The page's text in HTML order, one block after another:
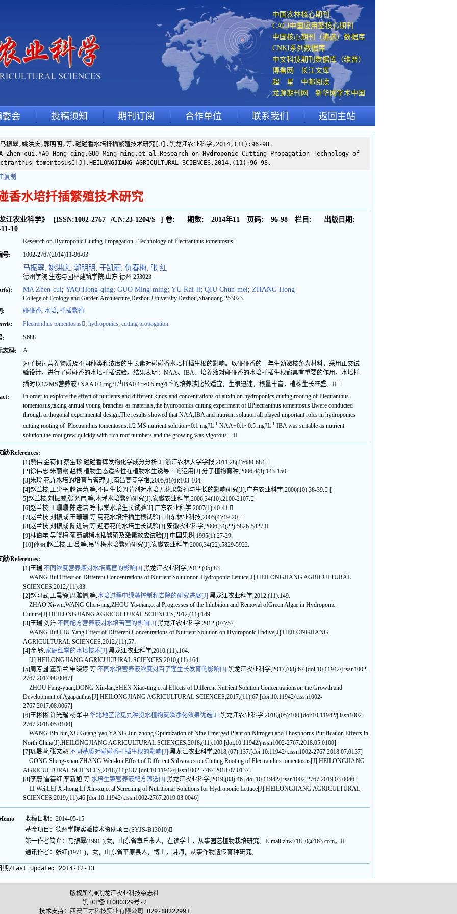
中国农林核心期刊
CACJ中国应用型核心期刊
中国核心期刊（遴选）数据库
CNKI系列数据库
中文科技期刊数据库（维普）
博看网 长江文库
超 星 中邮阅读
龙源期刊网 新华网学术中国
委会 投稿须知 期刊订阅 合作单位 联系我们 返回主站
振翠,姚洪庆,郭明明,等.碰碰香水培扦插繁殖技术研究[J].黑龙江农业科学,2014,(11):96-98.
Zhen-cui,YAO Hong-qing,GUO Ming-ming,et al.Research on Hydroponic Cutting Propagation Technology of
tomentosus[J].HEILONGJIANG AGRICULTURAL SCIENCES,2014,(11):96-98.
复制
香水培扦插繁殖技术研究
江农业科学》 [ISSN:1002-2767 /CN:23-1204/S ] 卷: 期数: 2014年11 页码: 96-98 栏目:
出版日期:
10
Research on Hydroponic Cutting Propagation Technology of Plectranthus tomentosus
号:
1002-2767(2014)11-96-03
马振翠; 姚洪庆; 郭明明; 于凯丽; 仇春梅; 张 红
德州学院 生态与园林建筑学院,山东 德州 253023
MA Zhen-cui; YAO Hong-qing; GUO Ming-ming; YU Kai-li; QIU Chun-mei; ZHANG Hong
College of Ecology and Garden Architecture,Dezhou University,Dezhou,Shandong 253023
:
碰碰香; 水培; 扦插繁殖
Plectranthus tomentosus; hydroponics; cutting propogation
:
S688
志码:
A
为了探讨营养物质及不同种类和浓度的生长素对碰碰香水培扦插生根的影响。以碰碰香的一年生幼嫩枝条为材料，采用正交试
验设计，进行了碰碰香的水培扦插试验。结果表明：NAA、IBA、培养液对碰碰香的水培扦插生根都具有重要的作用，水培扦
插时以1/2MS营养液+NAA 0.1 mg?L-1IBA0.1～0.5 mg?L-1的培养液比较适宜，生根迅速，根量丰富，植株生长旺盛。
In order to explore the effect of nutrients and different kinds and concentrations of auxin on hydroponics cutting rooting of Plectranthus
tomentosus,taking annual young branches as materials,the hydroponics cutting experiment of Plectranthus tomentosus were conducted
through orthogonal experimental design.The results showed that NAA,IBA and nutrient solution all played important roles in hydroponics
cutting rooting of Plectranthus tomentosus.1/2 MS nutrient solution+0.1 mg?L-1NAA+0.1~0.5 mg?L-1IBA was suitable as nutrient
solution,the root grew quickly with rich root numbers,and the growing was vigorous. 
献/References:
[1]熊伟,金荷仙,蔡宝珍.碰碰香挥发物化学成分分析[J].浙江农林大学学报,2011,28(4):680-684.
[2]徐伟忠,朱丽霞,赵根.植物生态适应性在植物水生诱导上的运用[J].分子植物育种,2006,4(3):143-150.
[3]朱玲.花卉水培的培育与管理[J].南昌高专学报,2005,61(6):103-104.
[4]赵兰枝,王少平,赵运菊,等.不同生长调节剂对水培无花果繁殖与生长的影响研究[J].广东农业科学,2006(10):38-39. [
5]赵兰枝,刘振威,张允伟,等.木瑾水培繁殖研究[J].安徽农业科学,2006,34(10):2100-2107.
[6]赵兰枝,王珊珊,陈进洁,等.棣棠水培生长试验[J].广东农业科学,2007(1):40-41.
[7]赵兰枝,刘振威,王珊珊,等.菊花水培扦插生根试验[].山东林业科技,2005(4):19-20.
[8]赵兰枝,刘振威,陈进洁,等.迎春花的水培生长试验[J].安徽农业科学,2006,34(22):5826-5827.
[9]林伯年,吴晓梅.葡萄副梢水插繁殖及激素效应试验[J].中国果树,1995(1):27-29.
[10]孙丽,赵兰枝,王瑶,等.吊竹梅水培繁殖研究[J].安徽农业科学,2006,34(22):5829-5922.
献/References:
[1]王瑞.不同浓度营养液对水培莴苣的影响[J].黑龙江农业科学,2012,(05):83.
WANG Rui.Effect on Different Concentrations of Nutrient Solutionon Hydroponic Lettuce[J].HEILONGJIANG AGRICULTURAL
SCIENCES,2012,(11):83.
[2]赵习武,王晨静,周雅倩,等.水培过程中绿藻控制和去除的研究进展[J].黑龙江农业科学,2012,(11):149.
ZHAO Xi-wu,WANG Chen-jing,ZHOU Ya-qian,et al.Progresses of the Inhibition and Removal ofGreen Algae in Hydroponic
Culture[J].HEILONGJIANG AGRICULTURAL SCIENCES,2012,(11):149.
[3]王瑞,刘洋.不同配方营养液对水培苦苣的影响[J].黑龙江农业科学,2012,(07):57.
WANG Rui,LIU Yang.Effect of Different Concentrations of Nutrient Solution on Hydroponic Endive[J].HEILONGJIANG
AGRICULTURAL SCIENCES,2012,(11):57.
[4]金 铃.家庭红掌的水培技术[J].黑龙江农业科学,2010,(11):164.
[J].HEILONGJIANG AGRICULTURAL SCIENCES,2010,(11):164.
[5]周芳圆,董新兰,申晓婷,等.不同水培营养液浓度对百子莲生长发育的影响[J].黑龙江农业科学,2017,(08):67.[doi:10.11942/j.issn1002-
2767.2017.08.0067]
ZHOU Fang-yuan,DONG Xin-lan,SHEN Xiao-ting,et al.Effects of Different Nutrient Solution Concentrationson the Growth and
Development of Agapanthus[J].HEILONGJIANG AGRICULTURAL SCIENCES,2017,(11):67.[doi:10.11942/j.issn1002-
2767.2017.08.0067]
[6]王彬彬,许光耀,杨军中.华北地区常见九种挺水植物氮磷净化效果优选[J].黑龙江农业科学,2018,(05):100.[doi:10.11942/j.issn1002-
2767.2018.05.0100]
WANG Bin-bin,XU Guang-yao,YANG Jun-zhong.Optimization of Nine Emerged Plant on Nitrogen and Phosphorus Purification Effects in
North China[J].HEILONGJIANG AGRICULTURAL SCIENCES,2018,(11):100.[doi:10.11942/j.issn1002-2767.2018.05.0100]
[7]巩晟萱,张文魁.不同基质对碰碰香扦插生根的影响[J].黑龙江农业科学,2018,(07):137.[doi:10.11942/j.issn1002-2767.2018.07.0137]
GONG Sheng-xuan,ZHANG Wen-kui.Effect of Different Substrates on Cutting Rooting of Plectranthus tomentosus[J].HEILONGJIANG
AGRICULTURAL SCIENCES,2018,(11):137.[doi:10.11942/j.issn1002-2767.2018.07.0137]
[8]李蔚,雷喜红,李新旭,等.水培生菜营养液配方筛选[J].黑龙江农业科学,2019,(03):46.[doi:10.11942/j.issn1002-2767.2019.03.0046]
LI Wei,LEI Xi-hong,LI Xin-xu,et al.Screening of Nutritional Solutions for Hydroponic Lettuce[J].HEILONGJIANG AGRICULTURAL
SCIENCES,2019,(11):46.[doi:10.11942/j.issn1002-2767.2019.03.0046]
收稿日期：2014-05-15
基金项目：德州学院实验技术资助项目(SYJS-B13010)
第一作者简介：马振翠(1991-),女，山东省章丘市人，在读学士，从事园艺植物栽培研究。E-mail:zhw718_0@163.com。
通讯作者：张红(1971-)，女，山东省平原县人，博士，讲师，从事作物遗传育种研究。
期/Last Update: 2014-12-13
版权所有©黑龙江农业科技杂志社
黑ICP备11000329号-2
技术支持：
西安三才科技实业有限公司 029-88222991